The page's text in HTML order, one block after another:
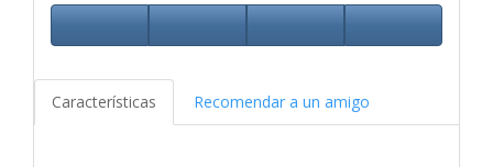
Características Recomendar a un amigo